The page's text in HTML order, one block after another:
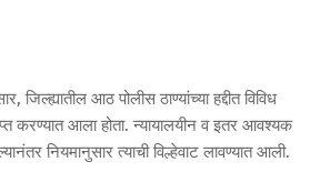
जिल्ह्यातील आठ पोलीस ठाण्यांच्या हद्दीत विविध
करण्यात आला होता. न्यायालयीन व इतर आवश्यक
नियमानुसार त्याची विल्हेवाट लावण्यात आली.